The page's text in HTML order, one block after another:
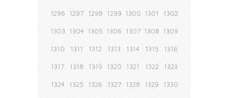
1296 1297 1298 1299 1300 1301 1302
1303 1304 1305 1306 1307 1308 1309
1310 1311 1312 1313 1314 1315 1316
1317 1318 1319 1320 1321 1322 1323
1324 1325 1326 1327 1328 1329 1330